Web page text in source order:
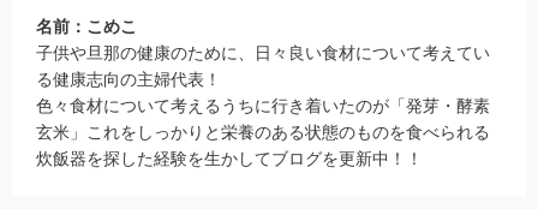
名前：こめこ
子供や旦那の健康のために、日々良い食材について考えてい
る健康志向の主婦代表！
色々食材について考えるうちに行き着いたのが「発芽・酵素
玄米」これをしっかりと栄養のある状態のものを食べられる
炊飯器を探した経験を生かしてブログを更新中！！